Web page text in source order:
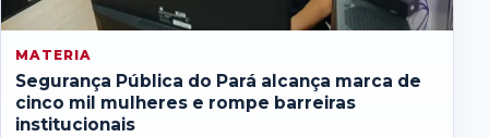
MATERIA
Segurança Pública do Pará alcança marca de
cinco mil mulheres e rompe barreiras
institucionais